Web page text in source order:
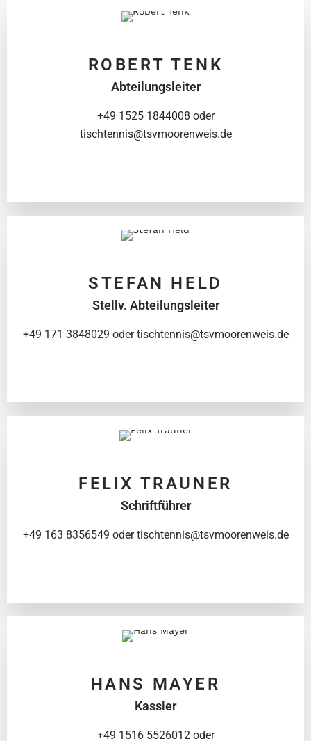
ROBERT TENK
Abteilungsleiter
+49 1525 1844008 oder
tischtennis@tsvmoorenweis.de
STEFAN HELD
Stellv. Abteilungsleiter
+49 171 3848029 oder tischtennis@tsvmoorenweis.de
FELIX TRAUNER
Schriftführer
+49 163 8356549 oder tischtennis@tsvmoorenweis.de
HANS MAYER
Kassier
+49 1516 5526012 oder